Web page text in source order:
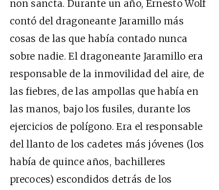
non sancta. Durante un año, Ernesto Wolf
contó del dragoneante Jaramillo más
cosas de las que había contado nunca
sobre nadie. El dragoneante Jaramillo era
responsable de la inmovilidad del aire, de
las fiebres, de las ampollas que había en
las manos, bajo los fusiles, durante los
ejercicios de polígono. Era el responsable
del llanto de los cadetes más jóvenes (los
había de quince años, bachilleres
precoces) escondidos detrás de los